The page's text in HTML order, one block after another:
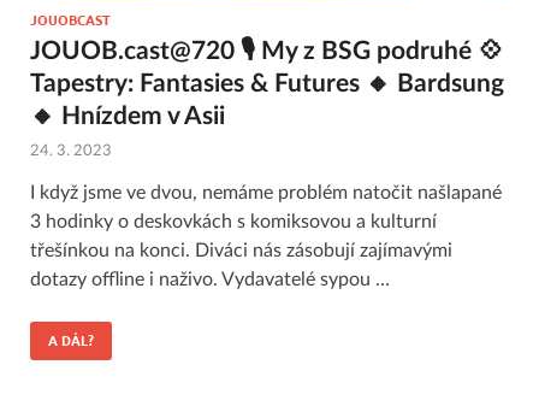
JOUOBCAST
JOUOB.cast@720 🎙 My z BSG podruhé 💠
Tapestry: Fantasies & Futures 🔸 Bardsung
🔸 Hnízdem v Asii
24. 3. 2023
I když jsme ve dvou, nemáme problém natočit našlapané
3 hodinky o deskovkách s komiksovou a kulturní
třešínkou na konci. Diváci nás zásobují zajímavými
dotazy offline i naživo. Vydavatelé sypou …
A DÁL?